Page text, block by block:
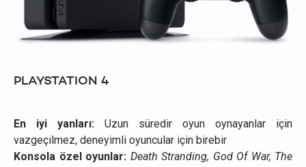
PLAYSTATION 4
En iyi yanları: Uzun süredir oyun oynayanlar için
vazgeçilmez, deneyimli oyuncular için birebir
Konsola özel oyunlar: Death Stranding, God Of War, The